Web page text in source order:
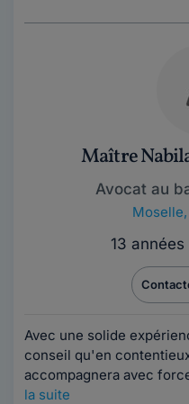
Maître
Avocat au
Moselle,
13
Avec une solide
conseil qu'en
accompagnera avec
la suite